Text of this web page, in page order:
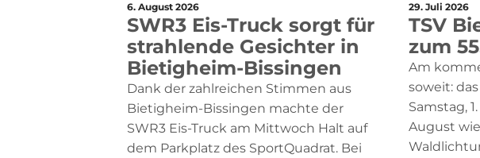
6. August 2026
SWR3 Eis-Truck sorgt für
strahlende Gesichter in
Bietigheim-Bissingen
Dank der zahlreichen Stimmen aus
Bietigheim-Bissingen machte der
SWR3 Eis-Truck am Mittwoch Halt auf
dem Parkplatz des SportQuadrat. Bei
29. Juli 2026
TSV
zum
Am
soweit:
Samstag,
August